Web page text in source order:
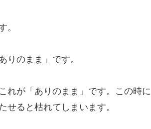
。
りのまま」です。
れが「ありのまま」です。この時に
せると枯れてしまいます。